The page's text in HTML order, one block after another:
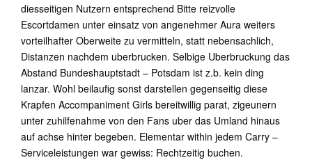
diesseitigen Nutzern entsprechend Bitte reizvolle
Escortdamen unter einsatz von angenehmer Aura weiters
vorteilhafter Oberweite zu vermitteln, statt nebensachlich,
Distanzen nachdem uberbrucken. Selbige Uberbruckung das
Abstand Bundeshauptstadt – Potsdam ist z.b. kein ding
lanzar. Wohl beilaufig sonst darstellen gegenseitig diese
Krapfen Accompaniment Girls bereitwillig parat, zigeunern
unter zuhilfenahme von den Fans uber das Umland hinaus
auf achse hinter begeben. Elementar within jedem Carry –
Serviceleistungen war gewiss: Rechtzeitig buchen.